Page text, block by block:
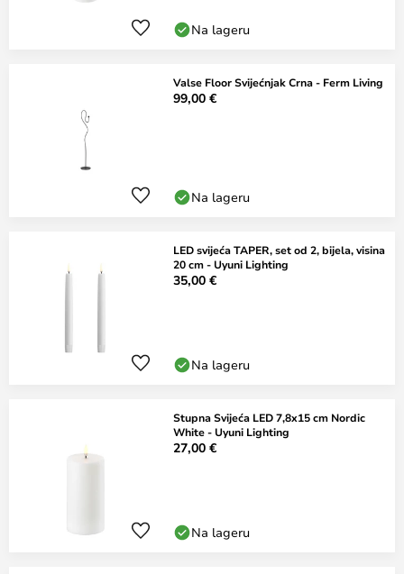
Na lageru
Valse Floor Svijećnjak Crna - Ferm Living
99,00 €
Na lageru
LED svijeća TAPER, set od 2, bijela, visina
20 cm - Uyuni Lighting
35,00 €
Na lageru
Stupna Svijeća LED 7,8x15 cm Nordic
White - Uyuni Lighting
27,00 €
Na lageru